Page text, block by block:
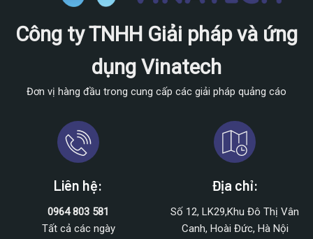
Công ty TNHH Giải pháp và ứng
dụng Vinatech
Đơn vị hàng đầu trong cung cấp các giải pháp quảng cáo
Liên hệ:
0964 803 581
Tất cả các ngày
Địa chỉ:
Số 12, LK29,Khu Đô Thị Vân
Canh, Hoài Đức, Hà Nội